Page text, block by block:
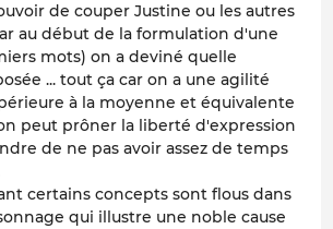
de couper Justine ou les autres
au début de la formulation d'une
mots) on a deviné quelle
... tout ça car on a une agilité
à la moyenne et équivalente
peut prôner la liberté d'expression
de ne pas avoir assez de temps
certains concepts sont flous dans
qui illustre une noble cause